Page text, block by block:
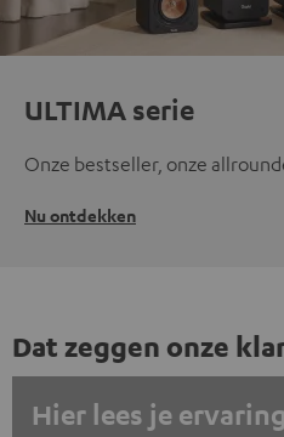
ULTIMA serie
Onze bestseller, onze
Nu ontdekken
Dat zeggen onze
Hier lees je